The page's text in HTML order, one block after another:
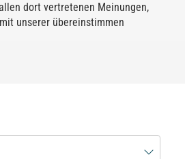
dort vertretenen Meinungen,
unserer übereinstimmen